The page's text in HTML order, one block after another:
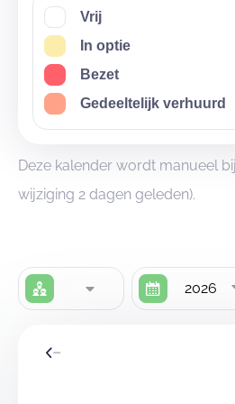
Vrij
In optie
Bezet
Gedeeltelijk verhuurd
Deze kalender wordt manueel
wijziging 2 dagen geleden).
2026